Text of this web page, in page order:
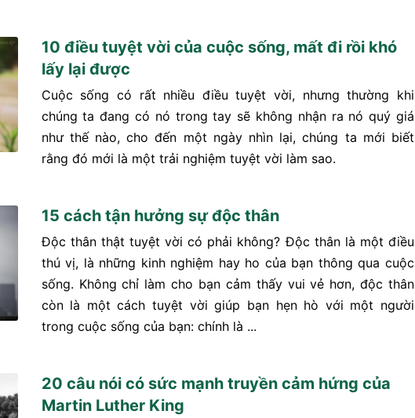
10 điều tuyệt vời của cuộc sống, mất đi rồi khó
lấy lại được
Cuộc sống có rất nhiều điều tuyệt vời, nhưng thường khi
chúng ta đang có nó trong tay sẽ không nhận ra nó quý giá
như thế nào, cho đến một ngày nhìn lại, chúng ta mới biết
rằng đó mới là một trải nghiệm tuyệt vời làm sao.
15 cách tận hưởng sự độc thân
Độc thân thật tuyệt vời có phải không? Độc thân là một điều
thú vị, là những kinh nghiệm hay ho của bạn thông qua cuộc
sống. Không chỉ làm cho bạn cảm thấy vui vẻ hơn, độc thân
còn là một cách tuyệt vời giúp bạn hẹn hò với một người
trong cuộc sống của bạn: chính là ...
20 câu nói có sức mạnh truyền cảm hứng của
Martin Luther King